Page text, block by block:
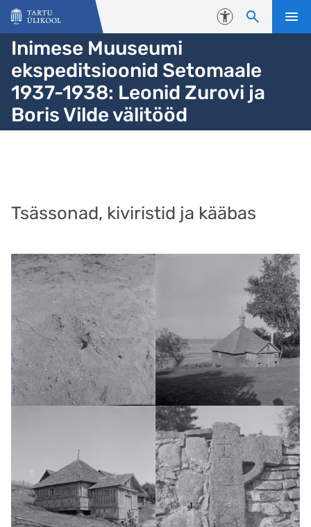
Liigu edasi põhisisu juurde
Juurdepääsetavus
Inimese Muuseumi
ekspeditsioonid Setomaale
1937-1938: Leonid Zurovi ja
Boris Vilde välitööd
Tsässonad, kiviristid ja kääbas